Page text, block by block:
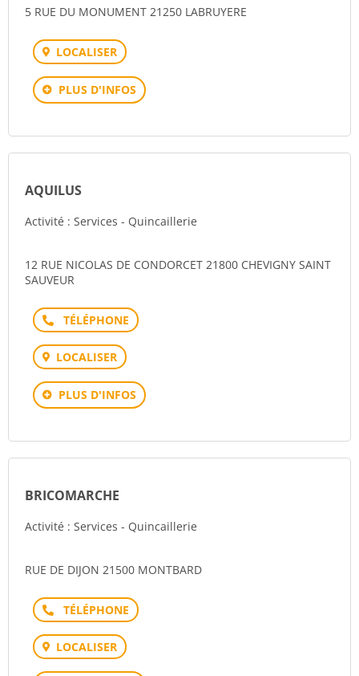
5 RUE DU MONUMENT 21250 LABRUYERE
LOCALISER
PLUS D'INFOS
AQUILUS
Activité : Services - Quincaillerie
12 RUE NICOLAS DE CONDORCET 21800 CHEVIGNY SAINT
SAUVEUR
Téléphone
LOCALISER
PLUS D'INFOS
BRICOMARCHE
Activité : Services - Quincaillerie
RUE DE DIJON 21500 MONTBARD
Téléphone
LOCALISER